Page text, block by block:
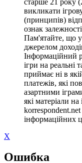
викликати
(принципів)
ознак
Пам'ятайте, що
джерелом
Інформаційний
ігри на реальні
приймає ні в
платежів, які
азартними
які матеріали
інформаційних
X
Ошибка